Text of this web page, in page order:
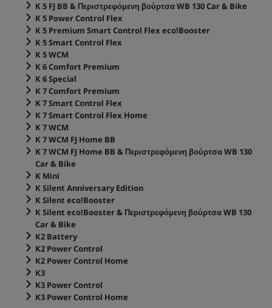
K 5 FJ BB & Περιστρεφόμενη βούρτσα WB 130 Car & Bike
K 5 Power Control Flex
K 5 Premium Smart Control Flex eco!Booster
K 5 Smart Control Flex
K 5 WCM
K 6 Comfort Premium
K 6 Special
K 7 Comfort Premium
K 7 Smart Control Flex
K 7 Smart Control Flex Home
K 7 WCM
K 7 WCM FJ Home BB
K 7 WCM FJ Home BB & Περιστρεφόμενη βούρτσα WB 130
Car & Bike
K Mini
K Silent Anniversary Edition
K Silent eco!Booster
K Silent eco!Booster& Περιστρεφόμενη βούρτσα WB 130
Car & Bike
K2 Battery
K2 Power Control
K2 Power Control Home
K3
K3 Power Control
K3 Power Control Home